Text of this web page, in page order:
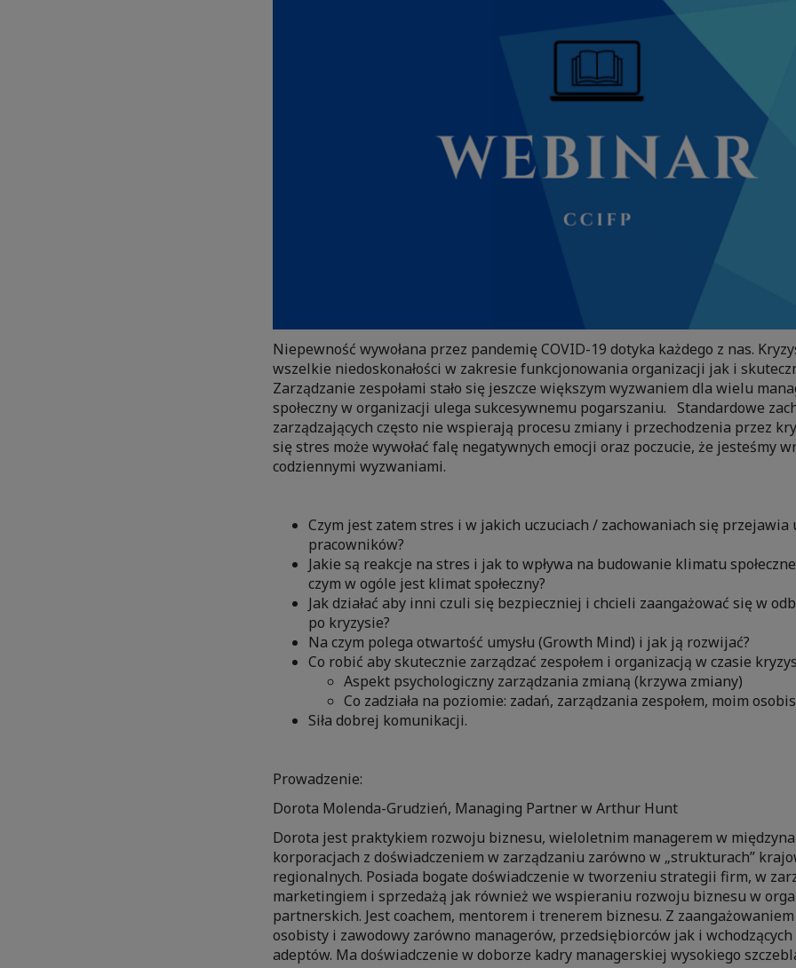
Niepewność wywołana przez pandemię COVID-19 dotyka każdego z nas.
wszelkie niedoskonałości w zakresie funkcjonowania organizacji jak i
Zarządzanie zespołami stało się jeszcze większym wyzwaniem dla wielu
społeczny w organizacji ulega sukcesywnemu pogarszaniu. Standardowe
zarządzających często nie wspierają procesu zmiany i przechodzenia przez
się stres może wywołać falę negatywnych emocji oraz poczucie, że jesteśmy
codziennymi wyzwaniami.
Czym jest zatem stres i w jakich uczuciach / zachowaniach się przejawia
pracowników?
Jakie są reakcje na stres i jak to wpływa na budowanie klimatu
czym w ogóle jest klimat społeczny?
Jak działać aby inni czuli się bezpieczniej i chcieli zaangażować się w
po kryzysie?
Na czym polega otwartość umysłu (Growth Mind) i jak ją rozwijać?
Co robić aby skutecznie zarządzać zespołem i organizacją w czasie
Aspekt psychologiczny zarządzania zmianą (krzywa zmiany)
Co zadziała na poziomie: zadań, zarządzania zespołem, moim
Siła dobrej komunikacji.
Prowadzenie:
Dorota Molenda-Grudzień, Managing Partner w Arthur Hunt
Dorota jest praktykiem rozwoju biznesu, wieloletnim managerem w
korporacjach z doświadczeniem w zarządzaniu zarówno w „strukturach”
regionalnych. Posiada bogate doświadczenie w tworzeniu strategii firm, w
marketingiem i sprzedażą jak również we wspieraniu rozwoju biznesu w
partnerskich. Jest coachem, mentorem i trenerem biznesu. Z
osobisty i zawodowy zarówno managerów, przedsiębiorców jak i
adeptów. Ma doświadczenie w doborze kadry managerskiej wysokiego